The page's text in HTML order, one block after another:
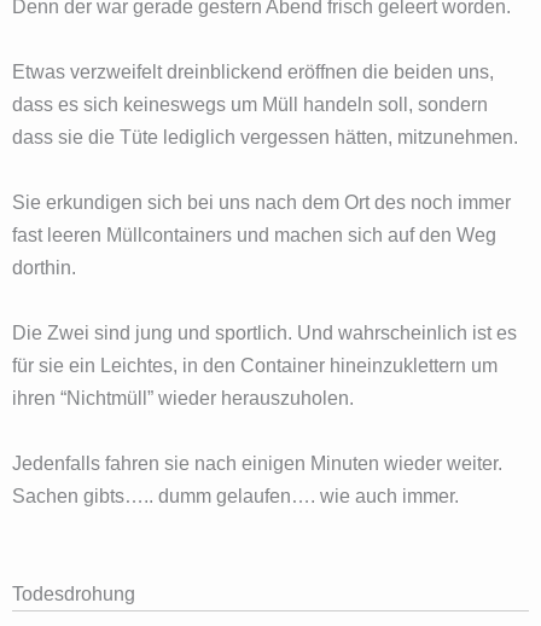
Denn der war gerade gestern Abend frisch geleert worden.
Etwas verzweifelt dreinblickend eröffnen die beiden uns,
dass es sich keineswegs um Müll handeln soll, sondern
dass sie die Tüte lediglich vergessen hätten, mitzunehmen.
Sie erkundigen sich bei uns nach dem Ort des noch immer
fast leeren Müllcontainers und machen sich auf den Weg
dorthin.
Die Zwei sind jung und sportlich. Und wahrscheinlich ist es
für sie ein Leichtes, in den Container hineinzuklettern um
ihren “Nichtmüll” wieder herauszuholen.
Jedenfalls fahren sie nach einigen Minuten wieder weiter.
Sachen gibts….. dumm gelaufen…. wie auch immer.
Todesdrohung